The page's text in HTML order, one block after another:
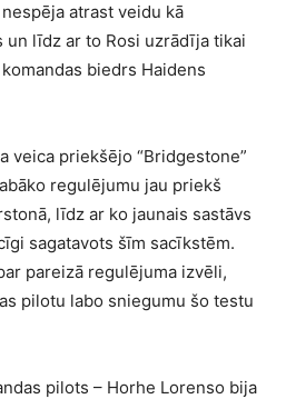
atrast veidu kā
un līdz ar to Rosi uzrādīja tikai
biedrs Haidens
veica priekšējo “Bridgestone”
regulējumu jau priekš
līdz ar ko jaunais sastāvs
sagatavots šīm sacīkstēm.
pareizā regulējuma izvēli,
pilotu labo sniegumu šo testu
pilots – Horhe Lorenso bija